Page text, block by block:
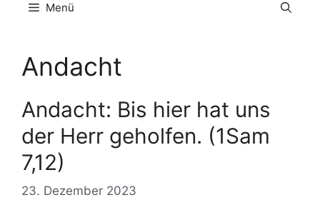
Menü
Andacht
Andacht: Bis hier hat uns
der Herr geholfen. (1Sam
7,12)
23. Dezember 2023